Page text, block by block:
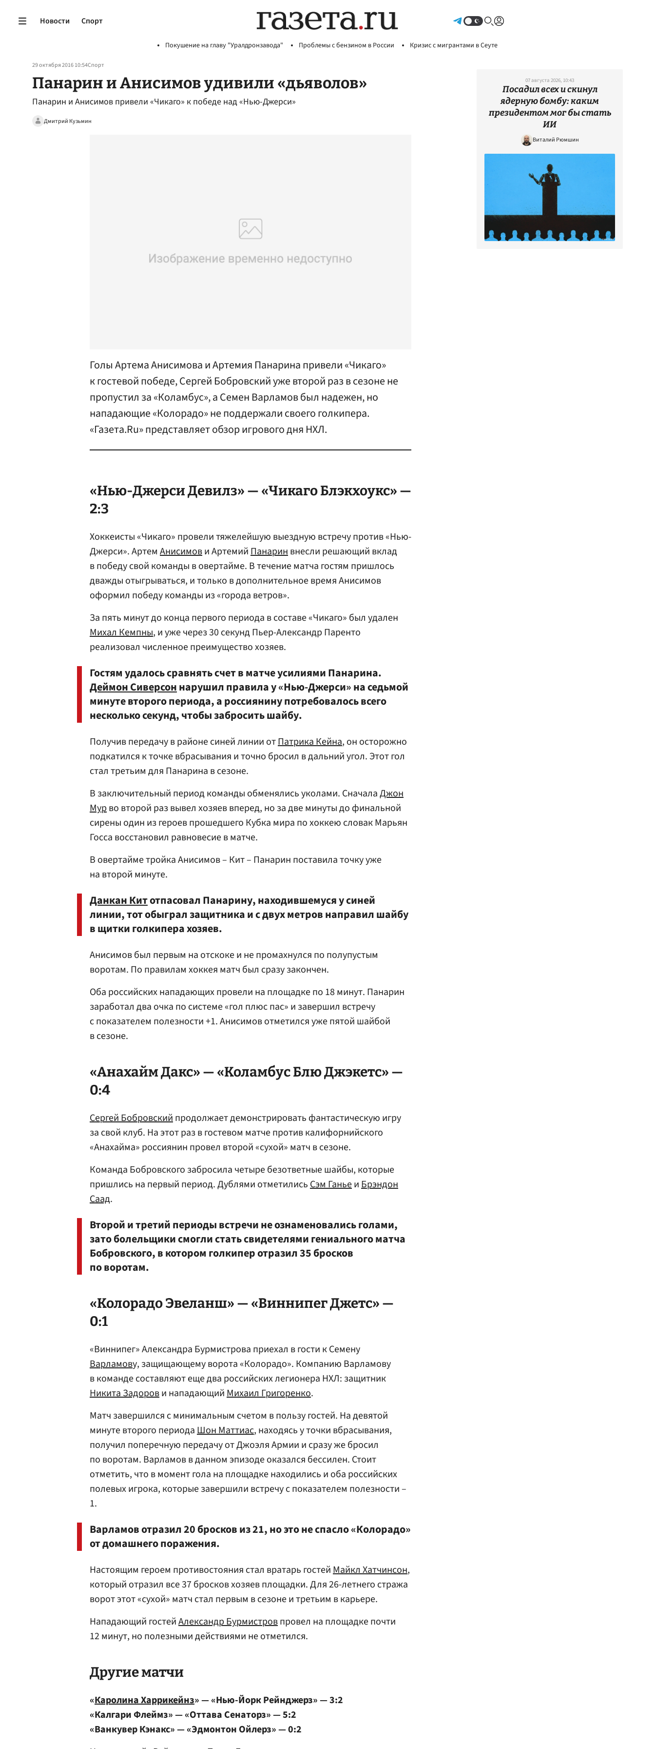
Новости Спорт
Покушение на главу "Уралдронзавода" Проблемы с бензином в России Кризис с мигрантами в Сеуте
29 октября 2016 10:54Спорт
Панарин и Анисимов удивили «дьяволов»
Панарин и Анисимов привели «Чикаго» к победе над «Нью-Джерси»
Дмитрий Кузьмин
Голы Артема Анисимова и Артемия Панарина привели «Чикаго»
к гостевой победе, Сергей Бобровский уже второй раз в сезоне не
пропустил за «Коламбус», а Семен Варламов был надежен, но
нападающие «Колорадо» не поддержали своего голкипера.
«Газета.Ru» представляет обзор игрового дня НХЛ.
«Нью-Джерси Девилз» — «Чикаго Блэкхоукс» —
2:3
Хоккеисты «Чикаго» провели тяжелейшую выездную встречу против «Нью-
Джерси». Артем Анисимови АртемийПанаринвнесли решающий вклад
в победу свой команды в овертайме. В течение матча гостям пришлось
дважды отыгрываться, и только в дополнительное время Анисимов
оформил победу команды из «города ветров».
За пять минут до конца первого периода в составе «Чикаго» был удален
Михал Кемпны, и уже через 30 секунд Пьер-Александр Паренто
реализовал численное преимущество хозяев.
Гостям удалось сравнять счет в матче усилиями Панарина.
Деймон Сиверсоннарушил правила у «Нью-Джерси» на седьмой
минуте второго периода, а россиянину потребовалось всего
несколько секунд, чтобы забросить шайбу.
Получив передачу в районе синей линии отПатрика Кейна, он осторожно
подкатился к точке вбрасывания и точно бросил в дальний угол. Этот гол
стал третьим для Панарина в сезоне.
В заключительный период команды обменялись уколами. СначалаДжон
Мурво второй раз вывел хозяев вперед, но за две минуты до финальной
сирены один из героев прошедшего Кубка мира по хоккею словак Марьян
Госса восстановил равновесие в матче.
В овертайме тройка Анисимов – Кит – Панарин поставила точку уже
на второй минуте.
Данкан Китотпасовал Панарину, находившемуся у синей
линии, тот обыграл защитника и с двух метров направил шайбу
в щитки голкипера хозяев.
Анисимов был первым на отскоке и не промахнулся по полупустым
воротам. По правилам хоккея матч был сразу закончен.
Оба российских нападающих провели на площадке по 18 минут. Панарин
заработал два очка по системе «гол плюс пас» и завершил встречу
с показателем полезности +1. Анисимов отметился уже пятой шайбой
в сезоне.
«Анахайм Дакс» — «Коламбус Блю Джэкетс» —
0:4
Сергей Бобровскийпродолжает демонстрировать фантастическую игру
за свой клуб. На этот раз в гостевом матче против калифорнийского
«Анахайма» россиянин провел второй «сухой» матч в сезоне.
Команда Бобровского забросила четыре безответные шайбы, которые
пришлись на первый период. Дублями отметилисьСэм ГаньеиБрэндон
Саад.
Второй и третий периоды встречи не ознаменовались голами,
зато болельщики смогли стать свидетелями гениального матча
Бобровского, в котором голкипер отразил 35 бросков
по воротам.
«Колорадо Эвеланш» — «Виннипег Джетс» —
0:1
«Виннипег» Александра Бурмистрова приехал в гости к Семену
Варламову, защищающему ворота «Колорадо». Компанию Варламову
в команде составляют еще два российских легионера НХЛ: защитник
Никита Задорови нападающийМихаил Григоренко.
Матч завершился с минимальным счетом в пользу гостей. На девятой
минуте второго периодаШон Маттиас, находясь у точки вбрасывания,
получил поперечную передачу от Джоэля Армии и сразу же бросил
по воротам. Варламов в данном эпизоде оказался бессилен. Стоит
отметить, что в момент гола на площадке находились и оба российских
полевых игрока, которые завершили встречу с показателем полезности –
1.
Варламов отразил 20 бросков из 21, но это не спасло «Колорадо»
от домашнего поражения.
Настоящим героем противостояния стал вратарь гостейМайкл Хатчинсон,
который отразил все 37 бросков хозяев площадки. Для 26-летнего стража
ворот этот «сухой» матч стал первым в сезоне и третьим в карьере.
Нападающий гостейАлександр Бурмистровпровел на площадке почти
12 минут, но полезными действиями не отметился.
Другие матчи
«Каролина Харрикейнз» — «Нью-Йорк Рейнджерз» — 3:2
«Калгари Флеймз» — «Оттава Сенаторз» — 5:2
«Ванкувер Кэнакс» — «Эдмонтон Ойлерз» — 0:2
07 августа 2026, 10:43
Посадил всех и скинул
ядерную бомбу: каким
президентом мог бы стать
ИИ
Виталий Рюмшин